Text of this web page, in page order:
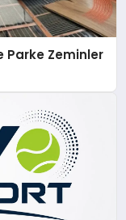
Parke Zeminler